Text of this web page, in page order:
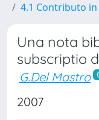
4.1 Contributo
Una nota
subscriptio
G.Del Mastro
2007